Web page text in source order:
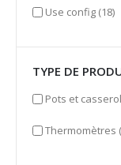
Use config (18)
TYPE DE
Pots et
Thermomètres